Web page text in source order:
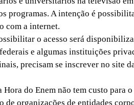
programas. A intenção é
com a internet.
o acesso será
e algumas instituições
precisam se inscrever no site
do Enem não tem custo para
de organizações de entidades